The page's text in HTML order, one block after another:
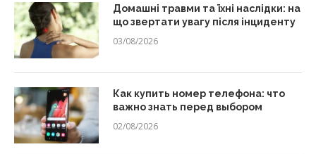
Домашні травми та їхні наслідки: на
що звертати увагу після інциденту
03/08/2026
Как купить номер телефона: что
важно знать перед выбором
02/08/2026